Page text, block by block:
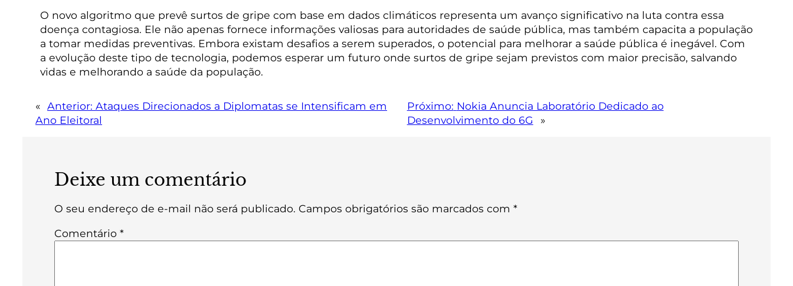
O novo algoritmo que prevê surtos de gripe com base em dados climáticos representa um avanço significativo na luta contra essa
doença contagiosa. Ele não apenas fornece informações valiosas para autoridades de saúde pública, mas também capacita a população
a tomar medidas preventivas. Embora existam desafios a serem superados, o potencial para melhorar a saúde pública é inegável. Com
a evolução deste tipo de tecnologia, podemos esperar um futuro onde surtos de gripe sejam previstos com maior precisão, salvando
vidas e melhorando a saúde da população.
« Anterior: Ataques Direcionados a Diplomatas se Intensificam em
Ano Eleitoral
Próximo: Nokia Anuncia Laboratório Dedicado ao
Desenvolvimento do 6G
»
Deixe um comentário
O seu endereço de e-mail não será publicado. Campos obrigatórios são marcados com*
Comentário*